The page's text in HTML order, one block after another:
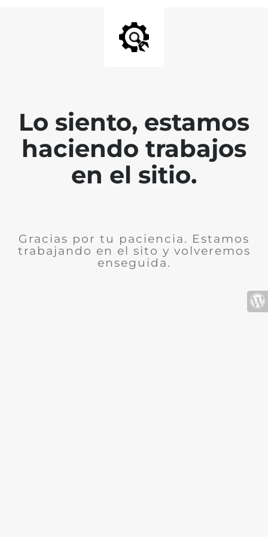
Lo siento, estamos
haciendo trabajos
en el sitio.
Gracias por tu paciencia. Estamos
trabajando en el sito y volveremos
enseguida.